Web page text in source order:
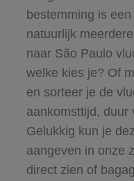
bestemming is
natuurlijk
naar São Paulo
welke kies je? Of
en sorteer je de
aankomsttijd, duur
Gelukkig kun je
aangeven in onze
direct zien of